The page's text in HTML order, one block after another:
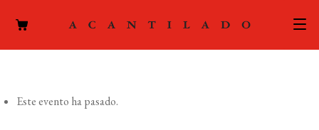
Este evento ha pasado.